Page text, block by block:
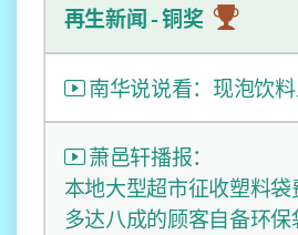
再生新闻 - 铜奖
南华说说看：现泡饮
萧邑轩播报：
本地大型超市征收塑料袋
多达八成的顾客自备环保